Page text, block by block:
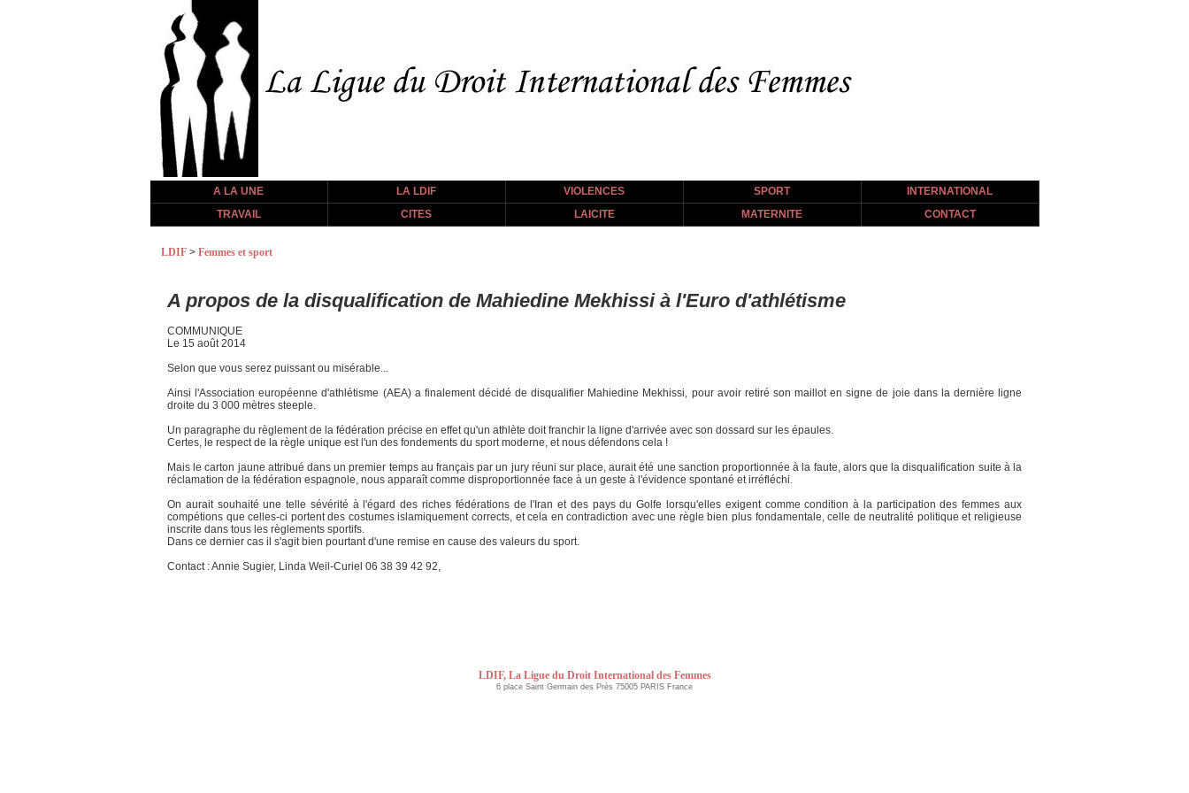
A LA UNE LA LDIF VIOLENCES SPORT
INTERNATIONAL
TRAVAIL
CITES LAICITE MATERNITE CONTACT
LDIF > Femmes et sport
A propos de la disqualification de Mahiedine Mekhissi à l'Euro d'athlétisme
COMMUNIQUE
Le 15 août 2014
Selon que vous serez puissant ou misérable...
Ainsi l'Association européenne d'athlétisme (AEA) a finalement décidé de disqualifier Mahiedine Mekhissi, pour avoir retiré son maillot en signe de joie dans la dernière ligne
droite du 3 000 mètres steeple.
Un paragraphe du règlement de la fédération précise en effet qu'un athlète doit franchir la ligne d'arrivée avec son dossard sur les épaules.
Certes, le respect de la règle unique est l'un des fondements du sport moderne, et nous défendons cela !
Mais le carton jaune attribué dans un premier temps au français par un jury réuni sur place, aurait été une sanction proportionnée à la faute, alors que la disqualification suite à la
réclamation de la fédération espagnole, nous apparaît comme disproportionnée face à un geste à l'évidence spontané et irréfléchi.
On aurait souhaité une telle sévérité à l'égard des riches fédérations de l'Iran et des pays du Golfe lorsqu'elles exigent comme condition à la participation des femmes aux
compétions que celles-ci portent des costumes islamiquement corrects, et cela en contradiction avec une règle bien plus fondamentale, celle de neutralité politique et religieuse
inscrite dans tous les règlements sportifs.
Dans ce dernier cas il s'agit bien pourtant d'une remise en cause des valeurs du sport.
Contact : Annie Sugier, Linda Weil-Curiel 06 38 39 42 92,
LDIF, La Ligue du Droit International des Femmes
6 place Saint Germain des Près 75005 PARIS France